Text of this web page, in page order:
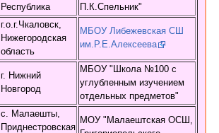
Республика
П.К.Спельник"
г.о.г.Чкаловск,
Нижегородская
область
МБОУ Либежевская СШ
им.Р.Е.Алексеева
г. Нижний
Новгород
МБОУ "Школа №100 с
углубленным изучением
отдельных предметов"
с. Малаешты,
Приднестровская
МОУ "Малаештская ОСШ,